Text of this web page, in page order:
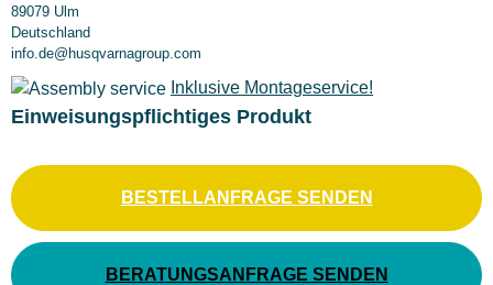
89079 Ulm
Deutschland
info.de@husqvarnagroup.com
Inklusive Montageservice!
Einweisungspflichtiges Produkt
BESTELLANFRAGE SENDEN
BERATUNGSANFRAGE SENDEN